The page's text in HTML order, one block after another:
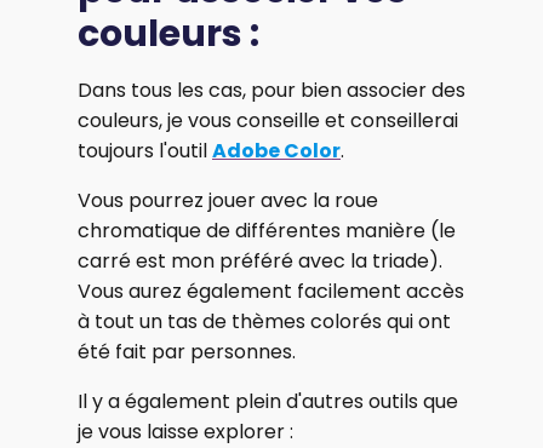
couleurs :
Dans tous les cas, pour bien associer des
couleurs, je vous conseille et conseillerai
toujours l'outilAdobe Color.
Vous pourrez jouer avec la roue
chromatique de différentes manière (le
carré est mon préféré avec la triade).
Vous aurez également facilement accès
à tout un tas de thèmes colorés qui ont
été fait par personnes.
Il y a également plein d'autres outils que
je vous laisse explorer :